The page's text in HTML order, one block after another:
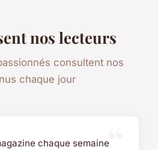
nos lecteurs
consultent nos
chaque jour
chaque semaine